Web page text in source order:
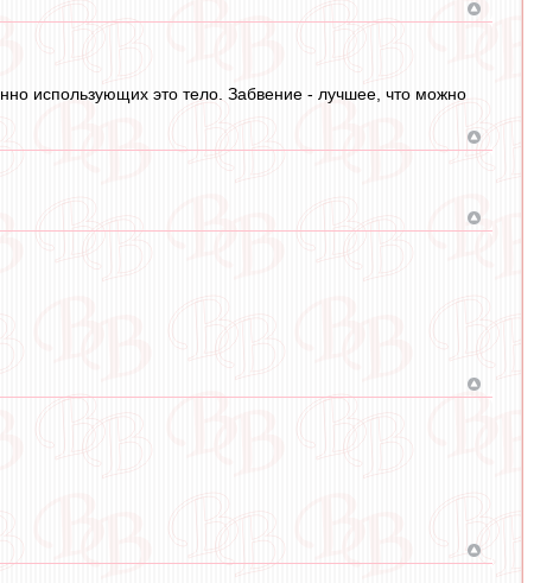
использующих это тело. Забвение - лучшее, что можно